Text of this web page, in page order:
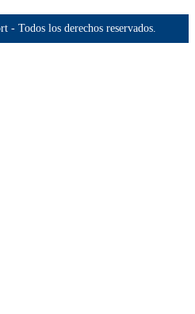
Todos los derechos reservados.